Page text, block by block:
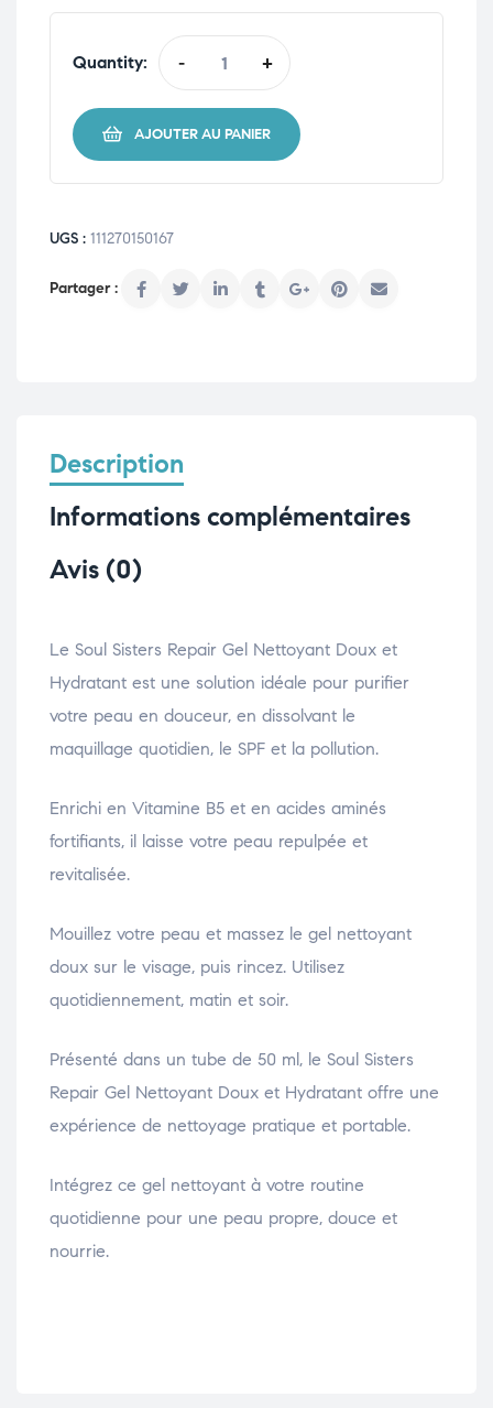
Quantity: - +
AJOUTER AU PANIER
UGS : 111270150167
Description
Informations complémentaires
Avis (0)
Le Soul Sisters Repair Gel Nettoyant Doux et
Hydratant est une solution idéale pour purifier
votre peau en douceur, en dissolvant le
maquillage quotidien, le SPF et la pollution.
Enrichi en Vitamine B5 et en acides aminés
fortifiants, il laisse votre peau repulpée et
revitalisée.
Mouillez votre peau et massez le gel nettoyant
doux sur le visage, puis rincez. Utilisez
quotidiennement, matin et soir.
Présenté dans un tube de 50 ml, le Soul Sisters
Repair Gel Nettoyant Doux et Hydratant offre une
expérience de nettoyage pratique et portable.
Intégrez ce gel nettoyant à votre routine
quotidienne pour une peau propre, douce et
nourrie.